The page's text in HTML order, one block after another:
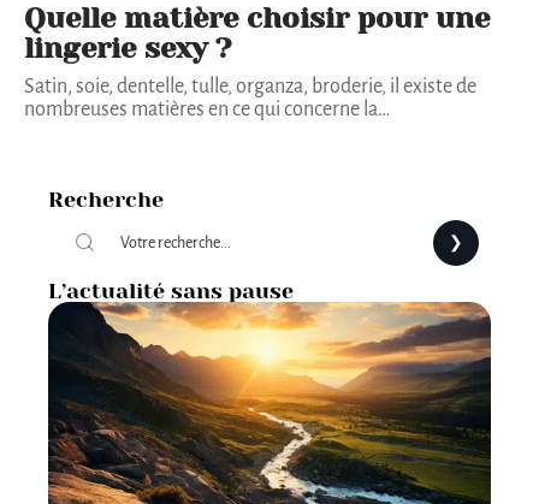
Quelle matière choisir pour une
lingerie sexy ?
Satin, soie, dentelle, tulle, organza, broderie, il existe de
nombreuses matières en ce qui concerne la…
Recherche
L’actualité sans pause